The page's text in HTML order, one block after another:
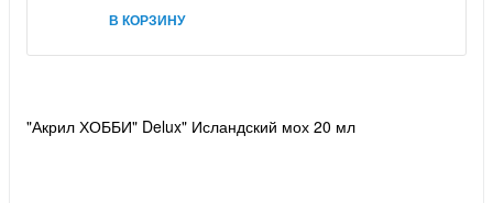
В КОРЗИНУ
"Акрил ХОББИ" Delux" Исландский мох 20 мл